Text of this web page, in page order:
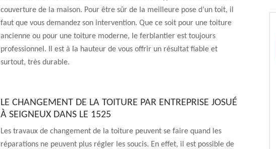
couverture de la maison. Pour être sûr de la meilleure pose d’un toit, il
faut que vous demandez son intervention. Que ce soit pour une toiture
ancienne ou pour une toiture moderne, le ferblantier est toujours
professionnel. Il est à la hauteur de vous offrir un résultat fiable et
surtout, très durable.
LE CHANGEMENT DE LA TOITURE PAR ENTREPRISE JOSUÉ
À SEIGNEUX DANS LE 1525
Les travaux de changement de la toiture peuvent se faire quand les
réparations ne peuvent plus régler les soucis. En effet, il est possible de